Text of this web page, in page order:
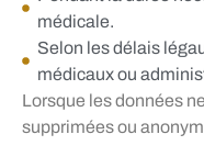
médicale.
Selon les délais
médicaux ou
Lorsque les données
supprimées ou